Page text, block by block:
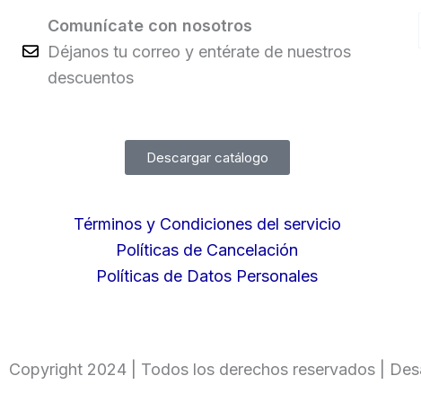
Comunícate con nosotros
Déjanos tu correo y entérate de nuestros
descuentos
Descargar catálogo
Términos y Condiciones del servicio
Políticas de Cancelación
Políticas de Datos Personales
Copyright 2024 | Todos los derechos reservados |